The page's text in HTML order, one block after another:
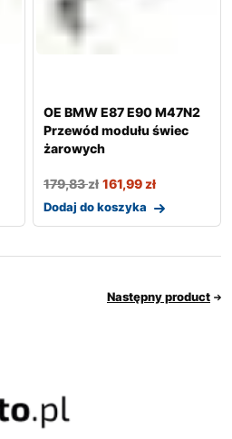
OE BMW E87 E90 M47N2
Przewód modułu świec
żarowych
179,83zł 161,99zł
Dodaj do koszyka
Następny product